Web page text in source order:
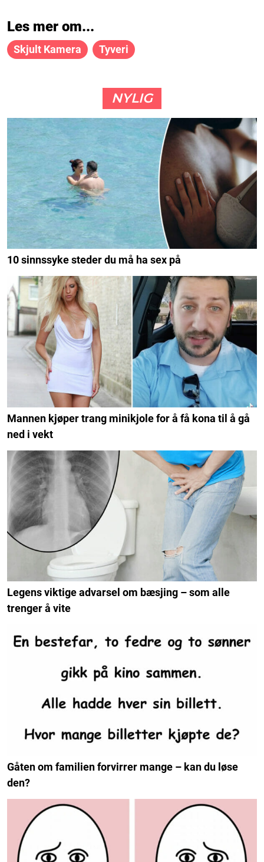
Les mer om...
Skjult Kamera Tyveri
NYLIG
10 sinnssyke steder du må ha sex på
Mannen kjøper trang minikjole for å få kona til å gå
ned i vekt
Legens viktige advarsel om bæsjing – som alle
trenger å vite
Gåten om familien forvirrer mange – kan du løse
den?